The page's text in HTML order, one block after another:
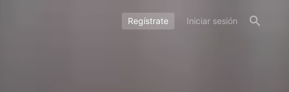
Regístrate Iniciar sesión